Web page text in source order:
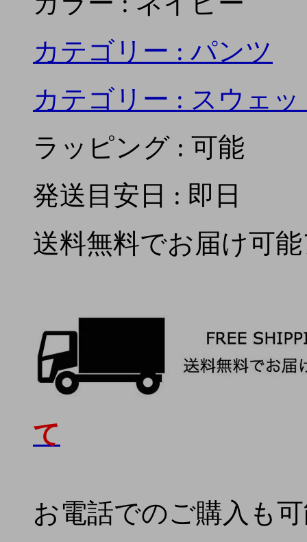
カテゴリー : パンツ
カテゴリー : スウェ
ラッピング : 可能
発送目安日 : 即日
送料無料でお届け可
て
お電話でのご購入も